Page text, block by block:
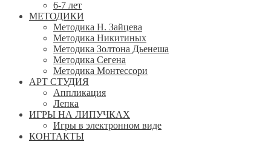
6-7 лет
МЕТОДИКИ
Методика Н. Зайцева
Методика Никитиных
Методика Золтона Дьенеша
Методика Сегена
Методика Монтессори
АРТ СТУДИЯ
Аппликация
Лепка
ИГРЫ НА ЛИПУЧКАХ
Игры в электронном виде
КОНТАКТЫ